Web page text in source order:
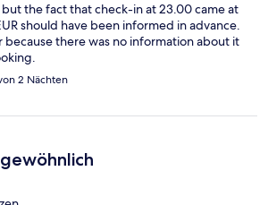
but the fact that check-in at 23.00 came at
should have been informed in advance.
because there was no information about it
2 Nächten